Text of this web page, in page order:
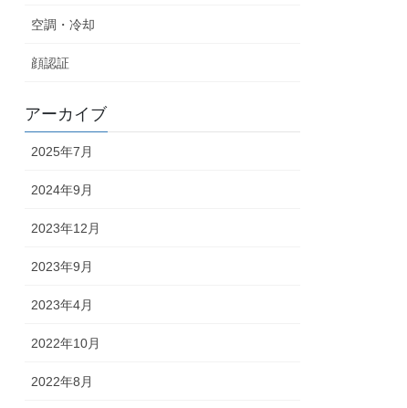
空調・冷却
顔認証
アーカイブ
2025年7月
2024年9月
2023年12月
2023年9月
2023年4月
2022年10月
2022年8月